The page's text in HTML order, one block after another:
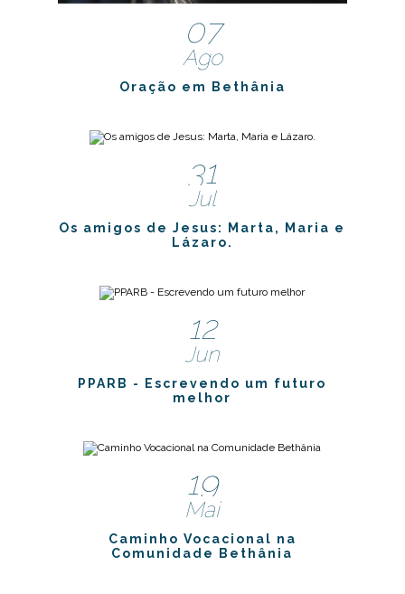
07
Ago
Oração em Bethânia
31
Jul
Os amigos de Jesus: Marta, Maria e
Lázaro.
12
Jun
PPARB - Escrevendo um futuro
melhor
19
Mai
Caminho Vocacional na
Comunidade Bethânia